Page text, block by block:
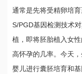
通常是先将受精卵培
S/PGD基因检测技术
植，即将胚胎植入女
高怀孕的几率。今天
婴儿进行囊胚培育和基